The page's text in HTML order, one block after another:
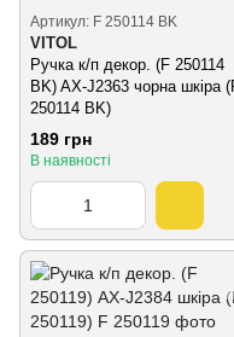
Артикул: F 250114 BK
VITOL
Ручка к/п декор. (F 250114
BK) AX-J2363 чорна шкiра
250114 BK)
189 грн
В наявності